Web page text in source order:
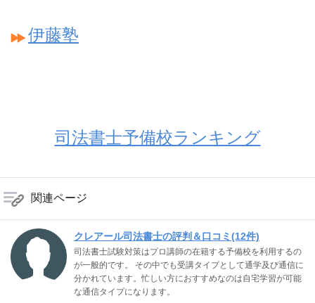
伊藤塾
司法書士予備校ランキング
関連ページ
クレアール司法書士の評判＆口コミ(12件)
司法書士試験対策はプロ講師の在籍する予備校を利用するの
が一般的です。 その中でも受講タイプとして通学及び通信に
分かれています。忙しい方におすすめなのは自宅学習が可能
な通信タイプになります。